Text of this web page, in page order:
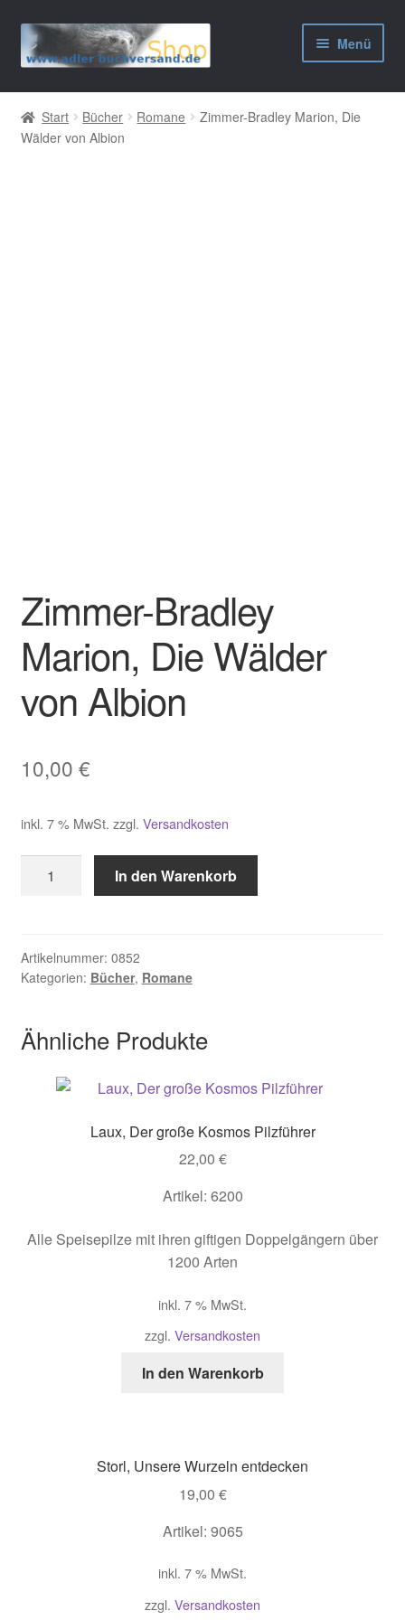
Zur
Navigation
Zum
Inhalt
Menü
AGB
Widerrufsbelehrung
Start Bücher Romane
Zimmer-Bradley Marion, Die
Wälder von Albion
Zimmer-Bradley
Marion, Die Wälder
von Albion
10,00 €
inkl. 7 % MwSt. zzgl. Versandkosten
Bradley
Wälder
von
Menge
In den Warenkorb
Artikelnummer: 0852
Kategorien: Bücher, Romane
Ähnliche Produkte
Laux, Der große Kosmos Pilzführer
22,00 €
Artikel: 6200
Alle Speisepilze mit ihren giftigen Doppelgängern über
1200 Arten
inkl. 7 % MwSt.
zzgl. Versandkosten
In den Warenkorb
Storl, Unsere Wurzeln entdecken
19,00 €
Artikel: 9065
inkl. 7 % MwSt.
zzgl. Versandkosten